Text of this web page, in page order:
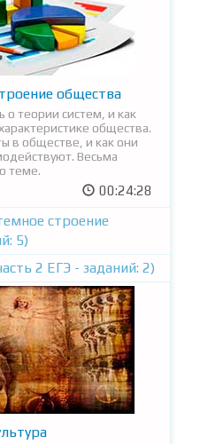
общества
о теории систем, и как
общества.
в обществе, и как они
Весьма
теме.
00:24:28
строение
5)
2 ЕГЭ - заданий: 2)